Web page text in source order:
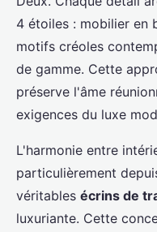
4 étoiles : mobilier en
motifs créoles
de gamme. Cette
préserve l'âme
exigences du luxe
L'harmonie entre
particulièrement
véritables écrins de
luxuriante. Cette